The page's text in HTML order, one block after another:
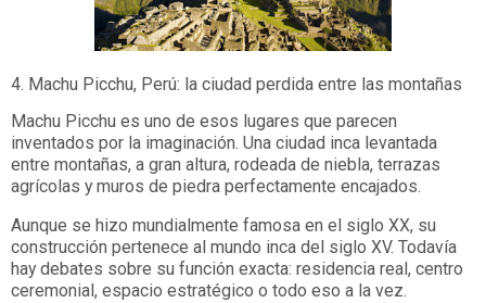
4. Machu Picchu, Perú: la ciudad perdida entre las montañas
Machu Picchu es uno de esos lugares que parecen
inventados por la imaginación. Una ciudad inca levantada
entre montañas, a gran altura, rodeada de niebla, terrazas
agrícolas y muros de piedra perfectamente encajados.
Aunque se hizo mundialmente famosa en el siglo XX, su
construcción pertenece al mundo inca del siglo XV. Todavía
hay debates sobre su función exacta: residencia real, centro
ceremonial, espacio estratégico o todo eso a la vez.